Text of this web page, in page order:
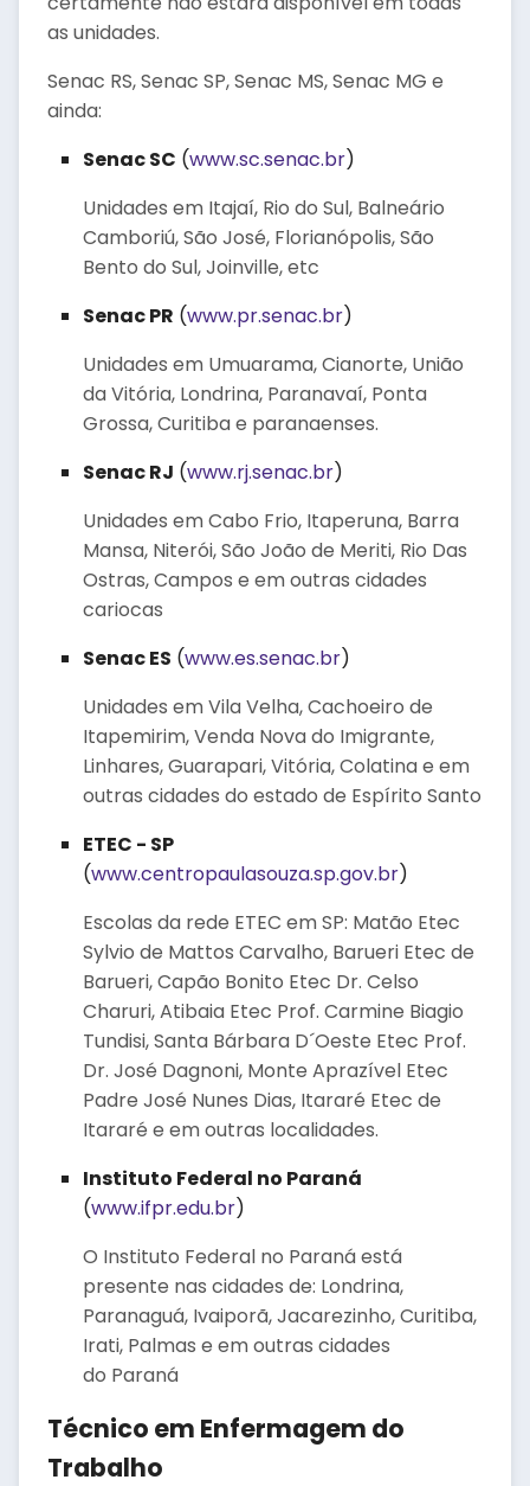
as unidades.
Senac RS, Senac SP, Senac MS, Senac MG e
ainda:
Senac SC (www.sc.senac.br)
Unidades em Itajaí, Rio do Sul, Balneário
Camboriú, São José, Florianópolis, São
Bento do Sul, Joinville, etc
Senac PR (www.pr.senac.br)
Unidades em Umuarama, Cianorte, União
da Vitória, Londrina, Paranavaí, Ponta
Grossa, Curitiba e paranaenses.
Senac RJ (www.rj.senac.br)
Unidades em Cabo Frio, Itaperuna, Barra
Mansa, Niterói, São João de Meriti, Rio Das
Ostras, Campos e em outras cidades
cariocas
Senac ES (www.es.senac.br)
Unidades em Vila Velha, Cachoeiro de
Itapemirim, Venda Nova do Imigrante,
Linhares, Guarapari, Vitória, Colatina e em
outras cidades do estado de Espírito Santo
ETEC - SP
(www.centropaulasouza.sp.gov.br)
Escolas da rede ETEC em SP: Matão Etec
Sylvio de Mattos Carvalho, Barueri Etec de
Barueri, Capão Bonito Etec Dr. Celso
Charuri, Atibaia Etec Prof. Carmine Biagio
Tundisi, Santa Bárbara D´Oeste Etec Prof.
Dr. José Dagnoni, Monte Aprazível Etec
Padre José Nunes Dias, Itararé Etec de
Itararé e em outras localidades.
Instituto Federal no Paraná
(www.ifpr.edu.br)
O Instituto Federal no Paraná está
presente nas cidades de: Londrina,
Paranaguá, Ivaiporã, Jacarezinho, Curitiba,
Irati, Palmas e em outras cidades
do Paraná
Técnico em Enfermagem do
Trabalho